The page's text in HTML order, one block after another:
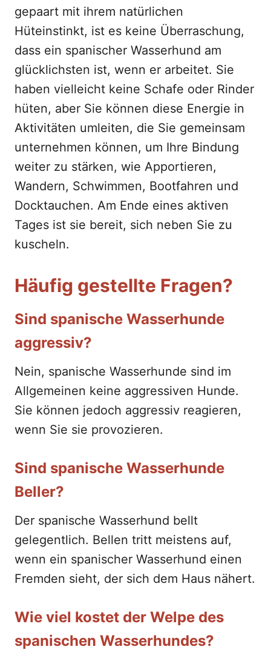
gepaart mit ihrem natürlichen
Hüteinstinkt, ist es keine Überraschung,
dass ein spanischer Wasserhund am
glücklichsten ist, wenn er arbeitet. Sie
haben vielleicht keine Schafe oder Rinder
hüten, aber Sie können diese Energie in
Aktivitäten umleiten, die Sie gemeinsam
unternehmen können, um Ihre Bindung
weiter zu stärken, wie Apportieren,
Wandern, Schwimmen, Bootfahren und
Docktauchen. Am Ende eines aktiven
Tages ist sie bereit, sich neben Sie zu
kuscheln.
Häufig gestellte Fragen?
Sind spanische Wasserhunde
aggressiv?
Nein, spanische Wasserhunde sind im
Allgemeinen keine aggressiven Hunde.
Sie können jedoch aggressiv reagieren,
wenn Sie sie provozieren.
Sind spanische Wasserhunde
Beller?
Der spanische Wasserhund bellt
gelegentlich. Bellen tritt meistens auf,
wenn ein spanischer Wasserhund einen
Fremden sieht, der sich dem Haus nähert.
Wie viel kostet der Welpe des
spanischen Wasserhundes?